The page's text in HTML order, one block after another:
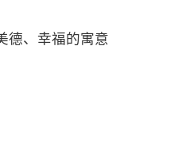
德、幸福的寓意